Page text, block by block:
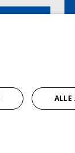
ALLE